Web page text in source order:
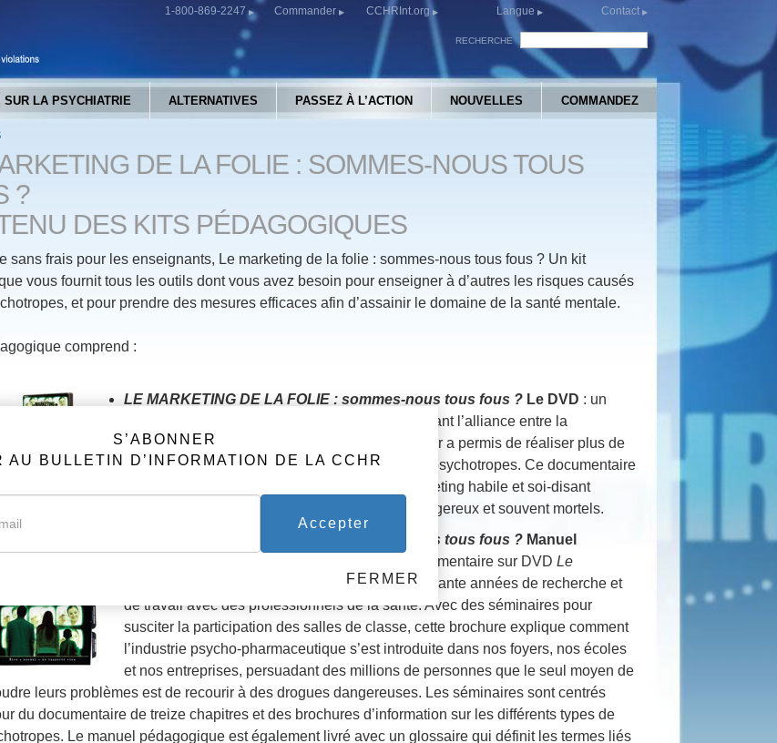
1-800-869-2247 Commander CCHRInt.org Langue Contact
RECHERCHE
SUR LA PSYCHIATRIE ALTERNATIVES PASSEZ À L’ACTION NOUVELLES COMMANDEZ
DE LA FOLIE : SOMMES-NOUS TOUS
?
DES KITS PÉDAGOGIQUES
sans frais pour les enseignants, Le marketing de la folie : sommes-nous tous fous ? Un kit
vous fournit tous les outils dont vous avez besoin pour enseigner à d’autres les risques causés
et pour prendre des mesures efficaces afin d’assainir le domaine de la santé mentale.
comprend :
LE MARKETING DE LA FOLIE : sommes-nous tous fous ? Le DVD : un
documentaire, primé de nombreuses fois, racontant l’alliance entre la
psychiatrie et les firmes pharmaceutiques qui leur a permis de réaliser plus de
80 milliards de dollars de profits sur la vente de psychotropes. Ce documentaire
en trois parties révèle les faits cachés d’un marketing habile et soi-disant
qui dissimule une campagne de vente de psychotropes dangereux et souvent mortels.
LE MARKETING DE LA FOLIE : sommes-nous tous fous ? Manuel
Ce manuel accompagne le documentaire sur DVD Le
— tous deux basés sur quarante années de recherche et
de travail avec des professionnels de la santé. Avec des séminaires pour
susciter la participation des salles de classe, cette brochure explique comment
l’industrie psycho-pharmaceutique s’est introduite dans nos foyers, nos écoles
et nos entreprises, persuadant des millions de personnes que le seul moyen de
leurs problèmes est de recourir à des drogues dangereuses. Les séminaires sont centrés
du documentaire de treize chapitres et des brochures d’information sur les différents types de
Le manuel pédagogique est également livré avec un glossaire qui définit les termes liés
S’ABONNER
AU BULLETIN D’INFORMATION DE LA CCHR
Accepter
FERMER